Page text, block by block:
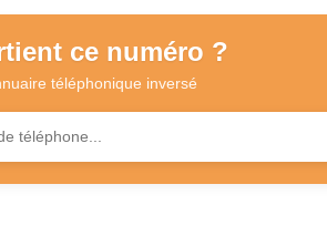
ce numéro ?
téléphonique inversé